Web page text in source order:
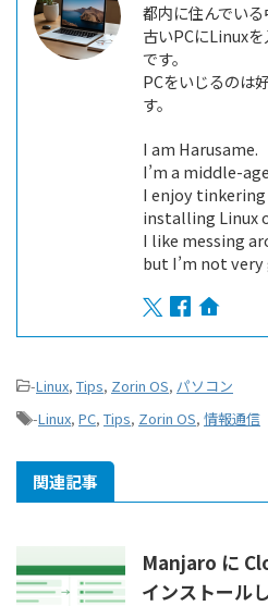
都内に住んでいる
古いPCにLinux
です。
PCをいじるのは
す。
I am Harusame.
I’m a middle-
I enjoy
installing Linux
I like messing
but I’m not
-Linux, Tips, Zorin OS, パソコン
-Linux, PC, Tips, Zorin OS, 情報通信
関連記事
Manjaro に
インストール